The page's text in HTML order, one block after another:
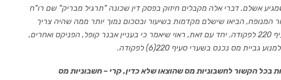
אשלם. דברי אלה מקבלים חיזוק בפסק דין שכונה "תרגיל מבריק" שם רו"ח
הביאו שישלם מקדמות בשיעור ובסכום נמוך יותר ממה שהיה צריך
לשלם בפועל. שם קבע בית המשפט שלא מדובר בעבירה לפי סעיף 220 לפקודה. יחד עם זאת, ראוי שיאמר כי בעניין אבנר קופל, הפניקס ואחרים,
מס נכנס בשערי סעיף 220(6) לפקודה
.
בכל הקשור לחשבוניות מס שהוצאו שלא כדין, קרי – חשבוניות מס